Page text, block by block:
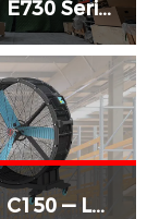
E730 Series HVLS Fans
C150 — Large-Format Mobile Directional Fan